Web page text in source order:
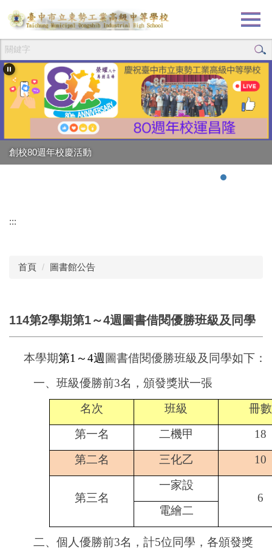
跳
到
要
內
容
區
創校80週年校慶活動
強棒出擊!!!狂賀校長
:::
首頁 圖書館公告
114第2學期第1～4週圖書借閱優勝班級及同學
本學期第1～4週圖書借閱優勝班級及同學如下：
一、班級優勝前3名，頒發獎狀一張
名次
班級
冊數
第一名
二機甲
18
第二名
三化乙 10
第三名
一家設
6
電繪二
二、個人優勝前3名，計5位同學，各頒發獎